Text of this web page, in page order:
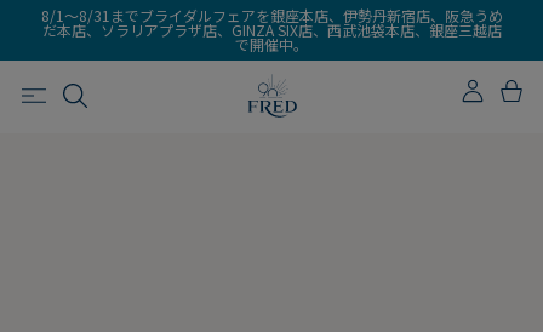
8/1～8/31までブライダルフェアを銀座本店、伊勢丹新宿店、阪急うめ
だ本店、ソラリアプラザ店、GINZA SIX店、西武池袋本店、銀座三越店
で開催中。